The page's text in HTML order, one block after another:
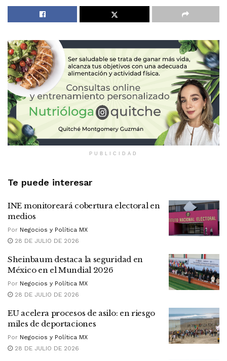
PUBLICIDAD
Te puede interesar
INE monitoreará cobertura electoral en
medios
Por Negocios y Política MX
28 DE JULIO DE 2026
Sheinbaum destaca la seguridad en
México en el Mundial 2026
Por Negocios y Política MX
28 DE JULIO DE 2026
EU acelera procesos de asilo: en riesgo
miles de deportaciones
Por Negocios y Política MX
28 DE JULIO DE 2026